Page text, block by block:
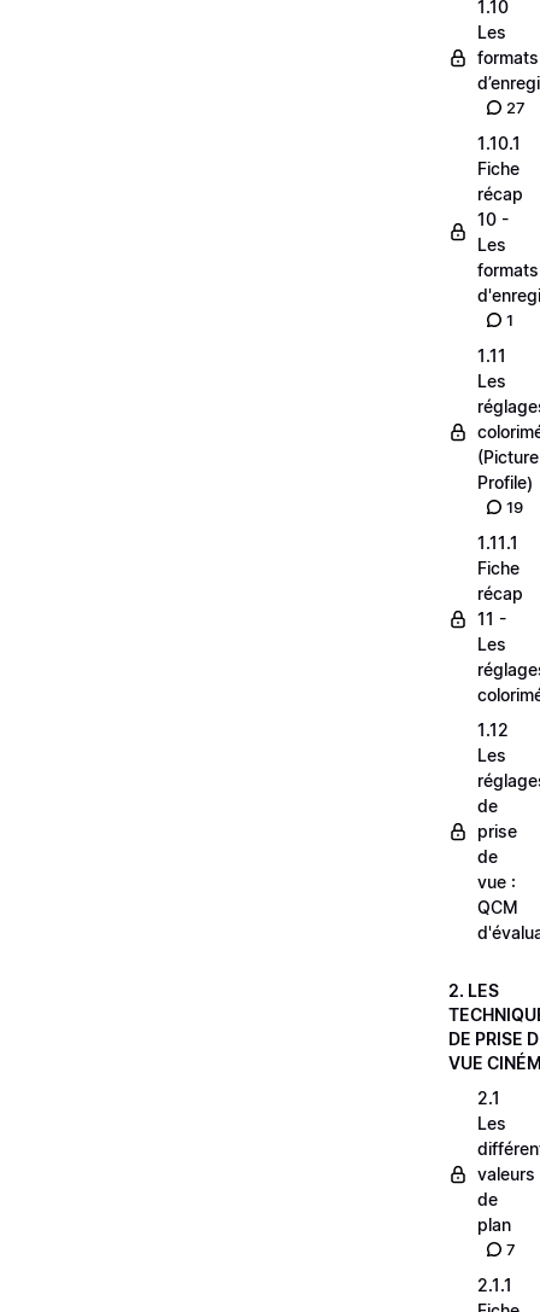
1.10
Les
formats
27
1.10.1
Fiche
récap
10 -
Les
formats
1
1.11
Les
(Picture
Profile)
19
1.11.1
Fiche
récap
11 -
Les
1.12
Les
de
prise
de
vue :
QCM
2. LES
DE PRISE
VUE
2.1
Les
valeurs
de
plan
7
2.1.1